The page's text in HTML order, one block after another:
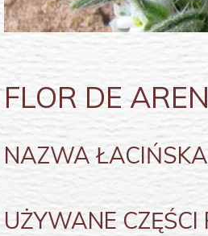
FLOR DE
NAZWA ŁACIŃSKA
UŻYWANE CZĘŚCI